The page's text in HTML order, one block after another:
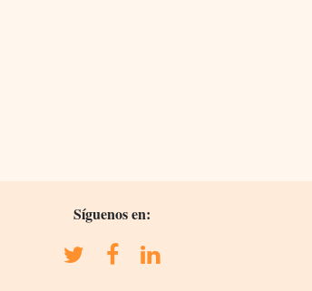
Síguenos en: